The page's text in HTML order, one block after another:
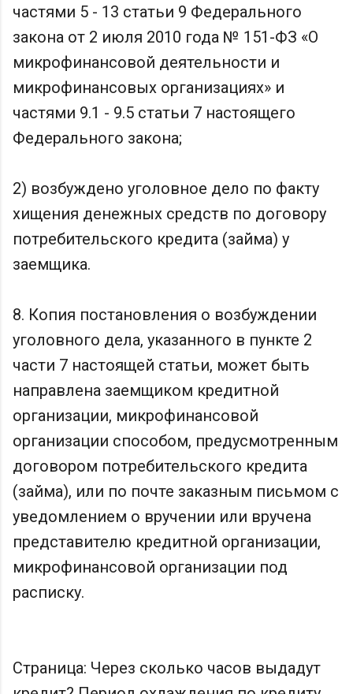
частями 5 - 13 статьи 9 Федерального
закона от 2 июля 2010 года № 151-ФЗ «О
микрофинансовой деятельности и
микрофинансовых организациях» и
частями 9.1 - 9.5 статьи 7 настоящего
Федерального закона;
2) возбуждено уголовное дело по факту
хищения денежных средств по договору
потребительского кредита (займа) у
заемщика.
8. Копия постановления о возбуждении
уголовного дела, указанного в пункте 2
части 7 настоящей статьи, может быть
направлена заемщиком кредитной
организации, микрофинансовой
организации способом, предусмотренным
договором потребительского кредита
(займа), или по почте заказным письмом с
уведомлением о вручении или вручена
представителю кредитной организации,
микрофинансовой организации под
расписку.
Страница: Через сколько часов выдадут